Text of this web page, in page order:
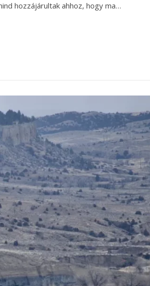
hozzájárultak ahhoz, hogy ma…